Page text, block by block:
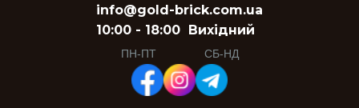
info@gold-brick.com.ua
10:00 - 18:00
ПН-ПТ
Вихідний
СБ-НД